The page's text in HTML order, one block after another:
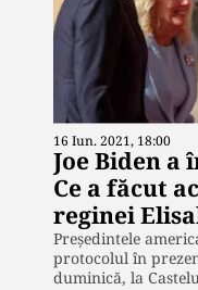
16 Iun. 2021, 18:00
Joe Biden
Ce a făcut
reginei
Președintele
protocolul în
duminică, la